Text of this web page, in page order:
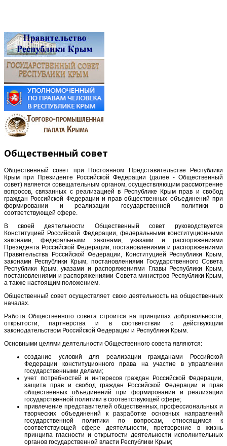
Общественный совет
Общественный совет при Постоянном Представительстве Республики
Крым при Президенте Российской Федерации (далее - Общественный
совет) является совещательным органом, осуществляющим рассмотрение
вопросов, связанных с реализацией в Республике Крым прав и свобод
граждан Российской Федерации и прав общественных объединений при
формировании и реализации государственной политики в
соответствующей сфере.
В своей деятельности Общественный совет руководствуется
Конституцией Российской Федерации, федеральными конституционными
законами, федеральными законами, указами и распоряжениями
Президента Российской Федерации, постановлениями и распоряжениями
Правительства Российской Федерации, Конституцией Республики Крым,
законами Республики Крым, постановлениями Государственного Совета
Республики Крым, указами и распоряжениями Главы Республики Крым,
постановлениями и распоряжениями Совета министров Республики Крым,
а также настоящим положением.
Общественный совет осуществляет свою деятельность на общественных
началах.
Работа Общественного совета строится на принципах добровольности,
открытости, партнерства и в соответствии с действующим
законодательством Российской Федерации и Республики Крым.
Основными целями деятельности Общественного совета являются:
создание условий для реализации гражданами Российской
Федерации конституционного права на участие в управлении
государственными делами;
учет потребностей и интересов граждан Российской Федерации,
защита прав и свобод граждан Российской Федерации и прав
общественных объединений при формировании и реализации
государственной политики в соответствующей сфере;
привлечение представителей общественных, профессиональных и
творческих объединений к разработке основных направлений
государственной политики по вопросам, относящимся к
соответствующей сфере деятельности, претворение в жизнь
принципа гласности и открытости деятельности исполнительных
органов государственной власти Республики Крым;